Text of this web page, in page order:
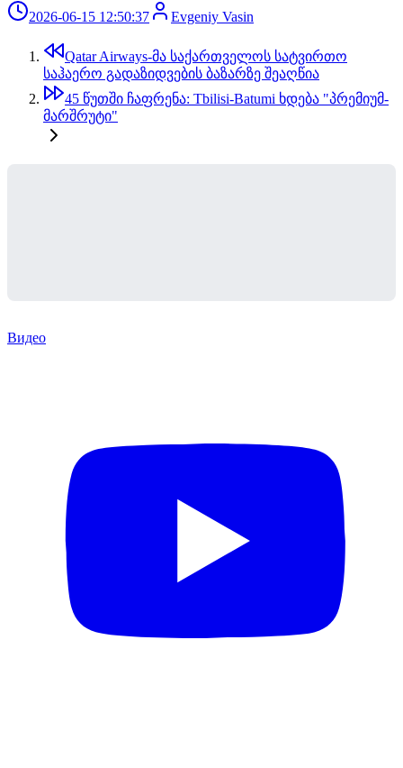
2026-06-15 12:50:37
Evgeniy Vasin
Qatar Airways-მა საქართველოს სატვირთო
საჰაერო გადაზიდვების ბაზარზე შეაღწია
45 წუთში ჩაფრენა: Tbilisi-Batumi ხდება "პრემიუმ-
მარშრუტი"
Видео